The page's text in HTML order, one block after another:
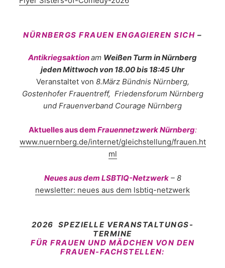
NÜRNBERGS FRAUEN ENGAGIEREN SICH –
Antikriegsaktionam Weißen Turm in Nürnberg
jeden Mittwoch von 18.00 bis 18:45 Uhr
Veranstaltet von 8.März Bündnis Nürnberg,
Gostenhofer Frauentreff, Friedensforum Nürnberg
und Frauenverband Courage Nürnberg
Aktuelles aus dem Frauennetzwerk Nürnberg:
www.nuernberg.de/internet/gleichstellung/frauen.ht
ml
Neues aus dem LSBTIQ-Netzwerk – 8
newsletter: neues aus dem lsbtiq-netzwerk
2026 SPEZIELLE VERANSTALTUNGS-
TERMINE
FÜR FRAUEN UND MÄDCHEN VON DEN
FRAUEN-FACHSTELLEN: